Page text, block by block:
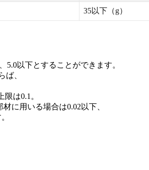
35以下（g）
以下とすることができます。
ば、
は0.1。
用いる場合は0.02以下、